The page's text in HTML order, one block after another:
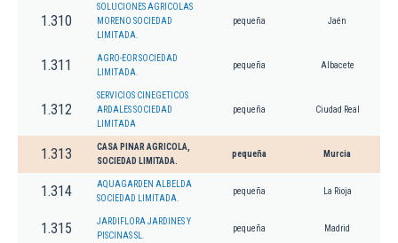
1.310
SOLUCIONES AGRICOLAS
MORENO SOCIEDAD
LIMITADA.
pequeña Jaén
1.311
AGRO-EOR SOCIEDAD
LIMITADA.
pequeña Albacete
1.312
SERVICIOS CINEGETICOS
ARDALES SOCIEDAD
LIMITADA
pequeña Ciudad Real
1.313
CASA PINAR AGRICOLA,
SOCIEDAD LIMITADA.
pequeña Murcia
1.314
AQUAGARDEN ALBELDA
SOCIEDAD LIMITADA.
pequeña La Rioja
1.315
JARDIFLORA JARDINES Y
PISCINAS SL.
pequeña Madrid